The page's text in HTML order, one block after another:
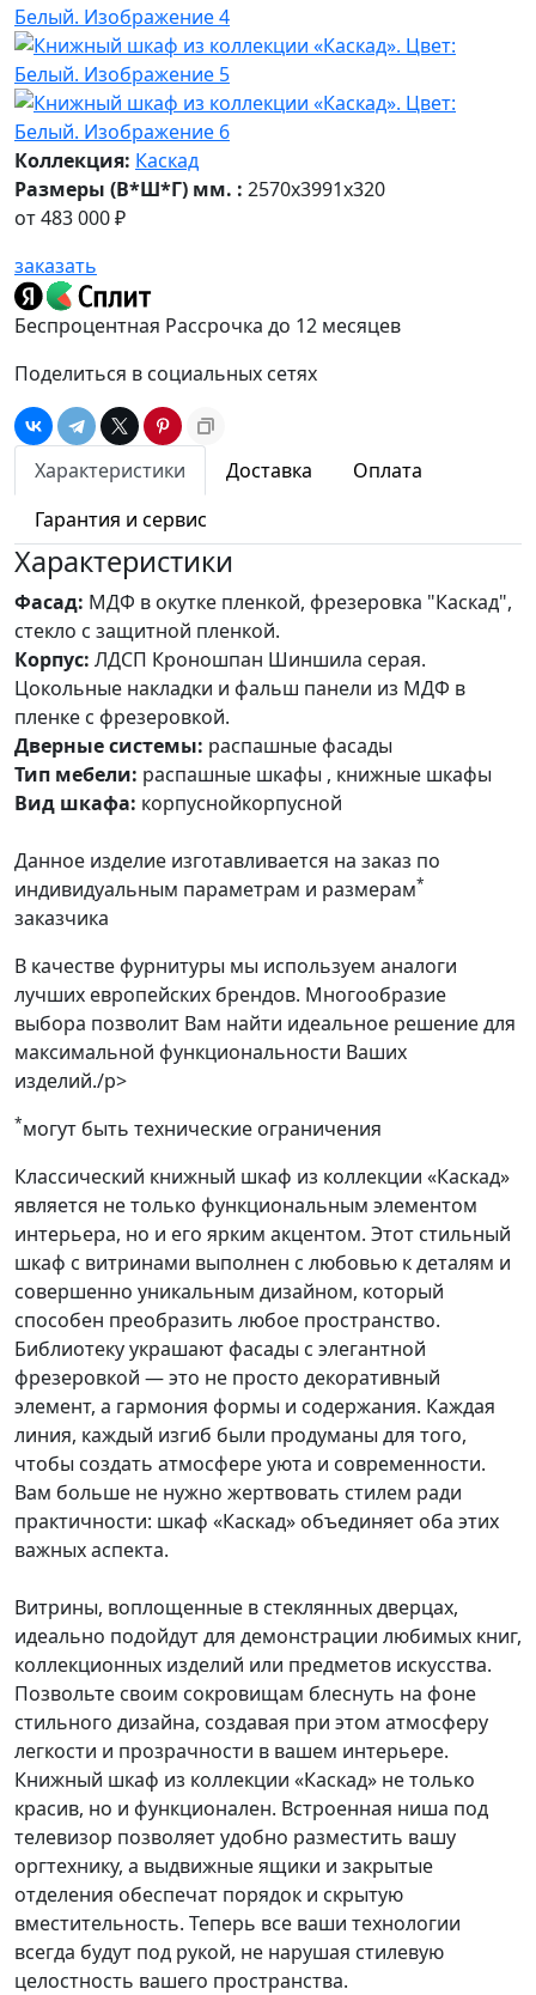
Коллекция: Каскад
Размеры (В*Ш*Г) мм. : 2570х3991х320
от483 000 ₽
заказать
Беспроцентная Рассрочка до 12 месяцев
Поделиться в социальных сетях
Характеристики Доставка
Оплата
Гарантия и сервис
Характеристики
Фасад: МДФ в окутке пленкой, фрезеровка "Каскад",
стекло с защитной пленкой.
Корпус: ЛДСП Кроношпан Шиншила серая.
Цокольные накладки и фальш панели из МДФ в
пленке с фрезеровкой.
Дверные системы: распашные фасады
Тип мебели: распашные шкафы , книжные шкафы
Вид шкафа: корпуснойкорпусной
Данное изделие изготавливается на заказ по
индивидуальным параметрам и размерам*
заказчика
В качестве фурнитуры мы используем аналоги
лучших европейских брендов. Многообразие
выбора позволит Вам найти идеальное решение для
максимальной функциональности Ваших
изделий./p>
*могут быть технические ограничения
Классический книжный шкаф из коллекции «Каскад»
является не только функциональным элементом
интерьера, но и его ярким акцентом. Этот стильный
шкаф с витринами выполнен с любовью к деталям и
совершенно уникальным дизайном, который
способен преобразить любое пространство.
Библиотеку украшают фасады с элегантной
фрезеровкой — это не просто декоративный
элемент, а гармония формы и содержания. Каждая
линия, каждый изгиб были продуманы для того,
чтобы создать атмосфере уюта и современности.
Вам больше не нужно жертвовать стилем ради
практичности: шкаф «Каскад» объединяет оба этих
важных аспекта.
Витрины, воплощенные в стеклянных дверцах,
идеально подойдут для демонстрации любимых книг,
коллекционных изделий или предметов искусства.
Позвольте своим сокровищам блеснуть на фоне
стильного дизайна, создавая при этом атмосферу
легкости и прозрачности в вашем интерьере.
Книжный шкаф из коллекции «Каскад» не только
красив, но и функционален. Встроенная ниша под
телевизор позволяет удобно разместить вашу
оргтехнику, а выдвижные ящики и закрытые
отделения обеспечат порядок и скрытую
вместительность. Теперь все ваши технологии
всегда будут под рукой, не нарушая стилевую
целостность вашего пространства.